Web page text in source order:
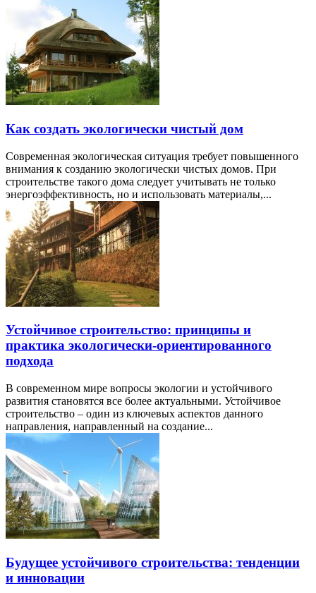
Как создать экологически чистый дом
Современная экологическая ситуация требует повышенного
внимания к созданию экологически чистых домов. При
строительстве такого дома следует учитывать не только
энергоэффективность, но и использовать материалы,...
Устойчивое строительство: принципы и
практика экологически-ориентированного
подхода
В современном мире вопросы экологии и устойчивого
развития становятся все более актуальными. Устойчивое
строительство – один из ключевых аспектов данного
направления, направленный на создание...
Будущее устойчивого строительства: тенденции
и инновации